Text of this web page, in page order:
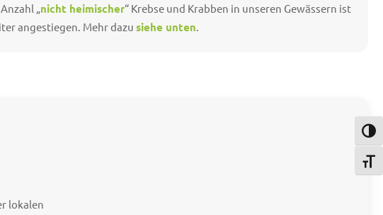
„ nicht heimischer“ Krebse und Krabben in unseren Gewässern ist
angestiegen. Mehr dazusiehe unten
lokalen